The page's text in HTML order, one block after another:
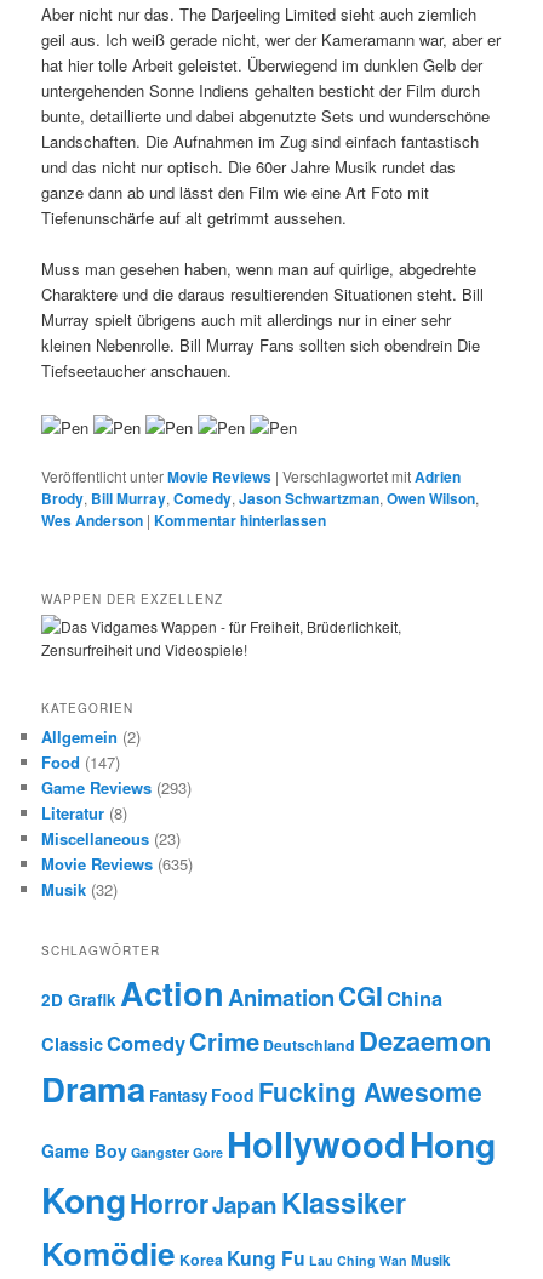
Aber nicht nur das. The Darjeeling Limited sieht auch ziemlich
geil aus. Ich weiß gerade nicht, wer der Kameramann war, aber er
hat hier tolle Arbeit geleistet. Überwiegend im dunklen Gelb der
untergehenden Sonne Indiens gehalten besticht der Film durch
bunte, detaillierte und dabei abgenutzte Sets und wunderschöne
Landschaften. Die Aufnahmen im Zug sind einfach fantastisch
und das nicht nur optisch. Die 60er Jahre Musik rundet das
ganze dann ab und lässt den Film wie eine Art Foto mit
Tiefenunschärfe auf alt getrimmt aussehen.
Muss man gesehen haben, wenn man auf quirlige, abgedrehte
Charaktere und die daraus resultierenden Situationen steht. Bill
Murray spielt übrigens auch mit allerdings nur in einer sehr
kleinen Nebenrolle. Bill Murray Fans sollten sich obendrein Die
Tiefseetaucher anschauen.
Veröffentlicht unterMovie Reviews |Verschlagwortet mitAdrien
Brody, Bill Murray,Comedy,Jason Schwartzman,Owen Wilson,
Wes Anderson |Kommentar hinterlassen
WAPPEN DER EXZELLENZ
KATEGORIEN
Allgemein (2)
Food (147)
Game Reviews (293)
Literatur (8)
Miscellaneous (23)
Movie Reviews (635)
Musik (32)
SCHLAGWÖRTER
2D Grafik ActionAnimationCGIChina
ClassicComedyCrime Deutschland Dezaemon
Drama Fantasy Food Fucking Awesome
Game Boy Gangster Gore HollywoodHong
KongHorrorJapanKlassiker
Komödie Korea Kung Fu Lau Ching Wan Musik